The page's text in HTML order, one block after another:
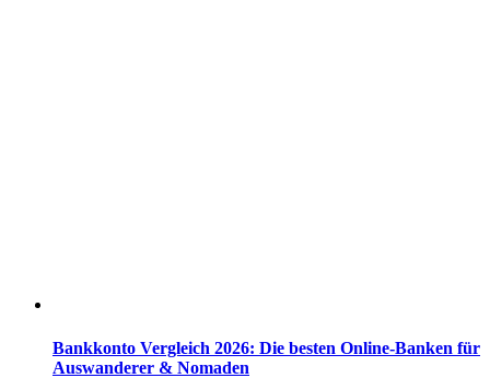
Bankkonto Vergleich 2026: Die besten Online-Banken für
Auswanderer & Nomaden